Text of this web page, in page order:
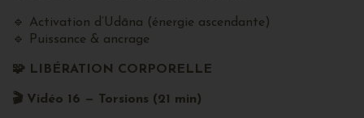
🔹 Activation d’Udāna (énergie ascendante)
🔹 Puissance & ancrage
🧩 LIBÉRATION CORPORELLE
🎬 Vidéo 16 — Torsions (21 min)